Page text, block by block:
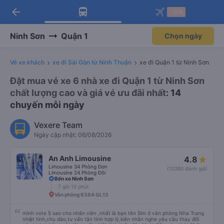
Tải app Vexere ngay!
Nhận ưu đãi thành viên độc
Mở app
Tải app Vexere
-30k/ghế khi đặt vé máy bay qua
Mở app
arrow_back
Ninh Sơn Quận 1 Chọn ngày
Vé xe khách xe đi Sài Gòn từ Ninh Thuận xe đi Quận 1 từ Ninh Sơn
Đặt mua vé xe 6 nhà xe đi Quận 1 từ Ninh Sơn
chất lượng cao và giá vé ưu đãi nhất: 14
chuyến mỗi ngày
Vexere Team
Ngày cập nhật: 06/08/2026
An Anh Limousine
Limousine 34 Phòng Đơn
Limousine 24 Phòng Đôi
4.8
(10380 đánh giá)
Bến xe Ninh Sơn
7 giờ 15 phút
Văn phòng 638A QL13
mình vote 5 sao cho nhân viên ,nhất là bạn tên Sim ở văn phòng Nha Trang
nhiệt tình,chu đáo,tư vấn tận tình hợp lý,kiên nhẫn nghe yêu cầu thay đổi